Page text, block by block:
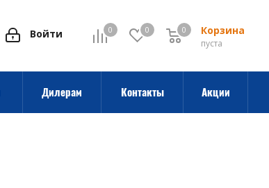
0 0 Корзина
0
пуста
0
Войти
Дилерам Контакты Акции